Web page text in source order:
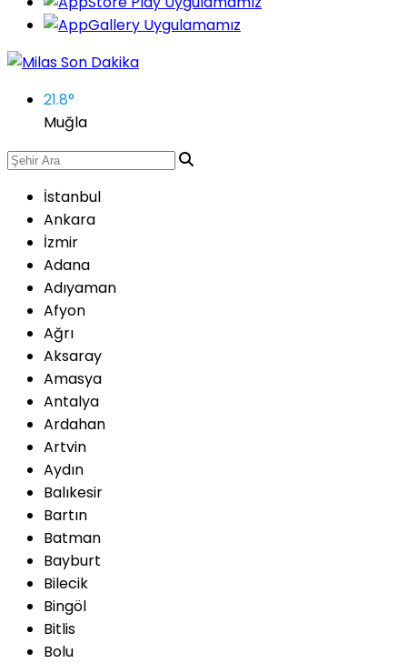
21.8°
Muğla
İstanbul
Ankara
İzmir
Adana
Adıyaman
Afyon
Ağrı
Aksaray
Amasya
Antalya
Ardahan
Artvin
Aydın
Balıkesir
Bartın
Batman
Bayburt
Bilecik
Bingöl
Bitlis
Bolu